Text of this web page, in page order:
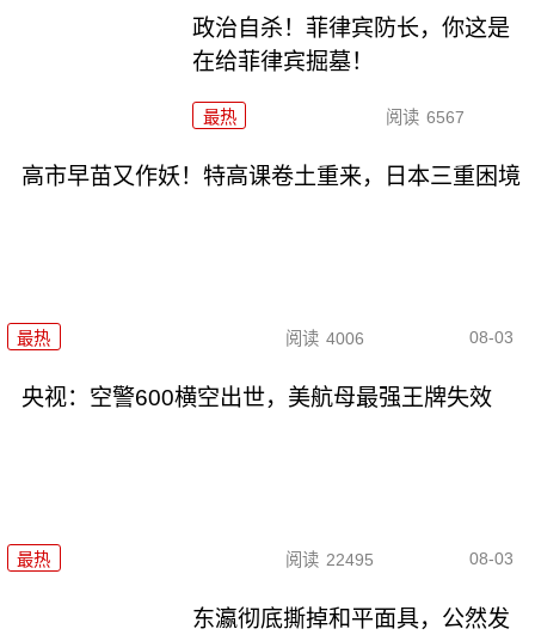
政治自杀！菲律宾防长，你这是
在给菲律宾掘墓！
最热 阅读 6567
高市早苗又作妖！特高课卷土重来，日本三重困境
最热 阅读 4006 08-03
央视：空警600横空出世，美航母最强王牌失效
最热 阅读 22495 08-03
东瀛彻底撕掉和平面具，公然发